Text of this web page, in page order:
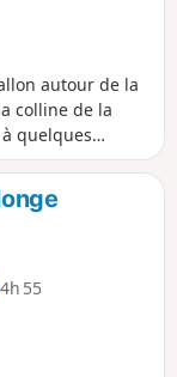
autour de la
colline de la
quelques
ainsi qu’à
préhistorique.
Montignac qui
4h 55